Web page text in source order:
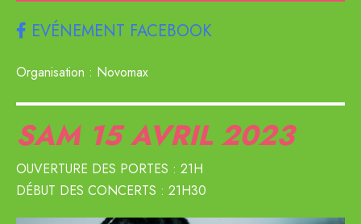
EVÉNEMENT FACEBOOK
Organisation : Novomax
SAM 15AVRIL 2023
OUVERTURE DES PORTES : 21H
DÉBUT DES CONCERTS : 21H30